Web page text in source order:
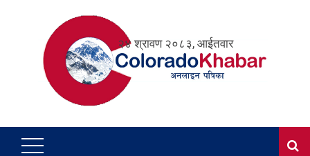
२४ श्रावण २०८३, आईतवार